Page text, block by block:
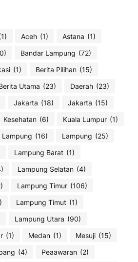
Aceh (1) Astana (1)
Bandar Lampung (72)
(1) Berita Pilihan (15)
Utama (23) Daerah (23)
Jakarta (18) Jakarta (15)
Kesehatan (6) Kuala Lumpur (1)
Lampung (16) Lampung (25)
Lampung Barat (1)
Lampung Selatan (4)
Lampung Timur (106)
Lampung Timut (1)
Lampung Utara (90)
(1) Medan (1) Mesuji (15)
(4) Peaawaran (2)